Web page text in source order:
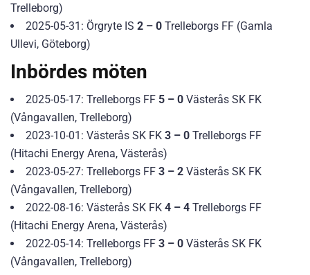
Trelleborg)
2025-05-31: Örgryte IS 2 – 0 Trelleborgs FF (Gamla
Ullevi, Göteborg)
Inbördes möten
2025-05-17: Trelleborgs FF 5 – 0 Västerås SK FK
(Vångavallen, Trelleborg)
2023-10-01: Västerås SK FK 3 – 0 Trelleborgs FF
(Hitachi Energy Arena, Västerås)
2023-05-27: Trelleborgs FF 3 – 2 Västerås SK FK
(Vångavallen, Trelleborg)
2022-08-16: Västerås SK FK 4 – 4 Trelleborgs FF
(Hitachi Energy Arena, Västerås)
2022-05-14: Trelleborgs FF 3 – 0 Västerås SK FK
(Vångavallen, Trelleborg)